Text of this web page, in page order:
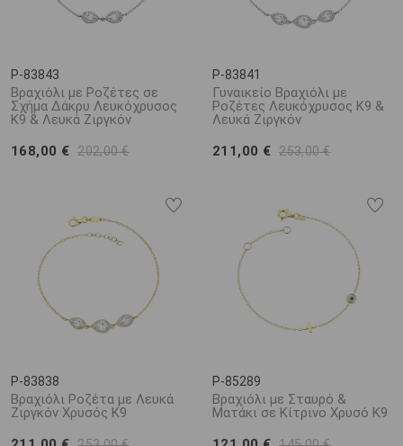
P-83843
Βραχιόλι με Ροζέτες σε
Σχήμα Δάκρυ Λευκόχρυσος
K9 & Λευκά Ζιργκόν
168,00 € 202,00 €
P-83841
Γυναικείο Βραχιόλι με
Ροζέτες Λευκόχρυσος K9 &
Λευκά Ζιργκόν
211,00 € 253,00 €
P-83838
Βραχιόλι Ροζέτα με Λευκά
Ζιργκόν Χρυσός K9
P-85289
Βραχιόλι με Σταυρό &
Ματάκι σε Κίτρινο Χρυσό K9